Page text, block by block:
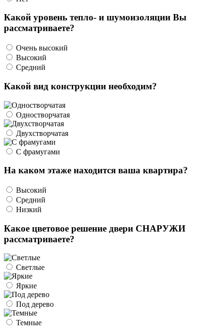
Какой уровень тепло- и шумоизоляции Вы
рассматриваете?
Очень высокий
Высокий
Средний
Какой вид конструкции необходим?
Одностворчатая
Двухстворчатая
С фрамугами
На каком этаже находится ваша квартира?
Высокий
Средний
Низкий
Какое цветовое решение двери СНАРУЖИ
рассматриваете?
Светлые
Яркие
Под дерево
Темные